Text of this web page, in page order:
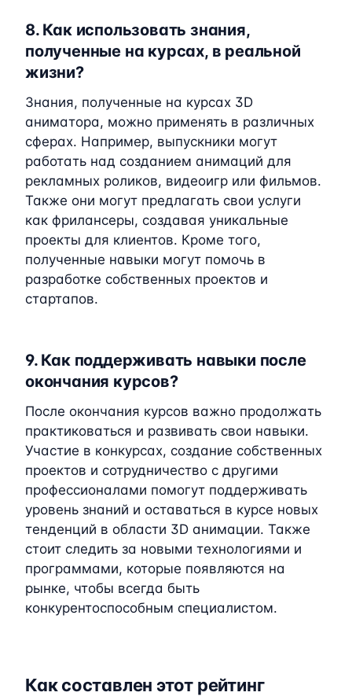
8. Как использовать знания,
полученные на курсах, в реальной
жизни?
Знания, полученные на курсах 3D
аниматора, можно применять в различных
сферах. Например, выпускники могут
работать над созданием анимаций для
рекламных роликов, видеоигр или фильмов.
Также они могут предлагать свои услуги
как фрилансеры, создавая уникальные
проекты для клиентов. Кроме того,
полученные навыки могут помочь в
разработке собственных проектов и
стартапов.
9. Как поддерживать навыки после
окончания курсов?
После окончания курсов важно продолжать
практиковаться и развивать свои навыки.
Участие в конкурсах, создание собственных
проектов и сотрудничество с другими
профессионалами помогут поддерживать
уровень знаний и оставаться в курсе новых
тенденций в области 3D анимации. Также
стоит следить за новыми технологиями и
программами, которые появляются на
рынке, чтобы всегда быть
конкурентоспособным специалистом.
Как составлен этот рейтинг